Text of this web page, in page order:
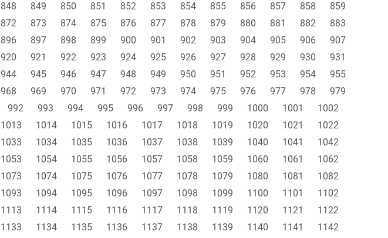
848 849 850 851 852 853 854 855 856 857 858
859
872 873 874 875 876 877 878 879 880 881 882
883
896 897 898 899 900 901 902 903 904 905 906
907
920 921 922 923 924 925 926 927 928 929 930
931
944 945 946 947 948 949 950 951 952 953 954
955
968 969 970 971 972 973 974 975 976 977 978
979
992 993 994 995 996 997 998 999 1000 1001
1002
1013 1014 1015 1016 1017 1018 1019 1020 1021
1022
1033 1034 1035 1036 1037 1038 1039 1040 1041
1042
1053 1054 1055 1056 1057 1058 1059 1060 1061
1062
1073 1074 1075 1076 1077 1078 1079 1080 1081
1082
1093 1094 1095 1096 1097 1098 1099 1100 1101
1102
1113 1114 1115 1116 1117 1118 1119 1120 1121
1122
1133 1134 1135 1136 1137 1138 1139 1140 1141
1142